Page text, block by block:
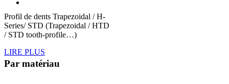
Profil de dents Trapezoidal / H-
Series/ STD (Trapezoidal / HTD
/ STD tooth-profile…)
LIRE PLUS
Par matériau